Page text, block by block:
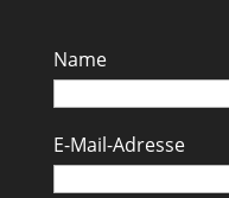
Name
E-Mail-Adresse